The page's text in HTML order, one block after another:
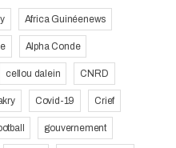
Africa Guinéenews
Alpha Conde
cellou dalein CNRD
Covid-19 Crief
gouvernement